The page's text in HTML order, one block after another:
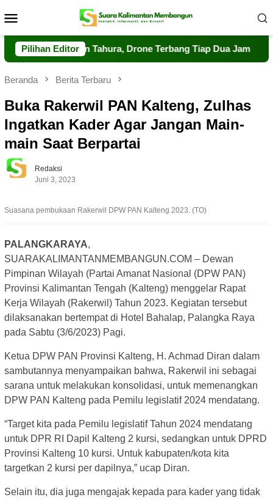
ke
Mobile
Pilihan EditorTahura, Drone Terbang Tiap Dua Jam
Beranda Berita Terbaru
Buka Rakerwil PAN Kalteng, Zulhas
Ingatkan Kader Agar Jangan Main-
main Saat Berpartai
Redaksi
Juni 3, 2023
Suasana pembukaan Rakerwil DPW PAN Kalteng 2023. (TO)
PALANGKARAYA,
SUARAKALIMANTANMEMBANGUN.COM – Dewan
Pimpinan Wilayah (Partai Amanat Nasional (DPW PAN)
Provinsi Kalimantan Tengah (Kalteng) menggelar Rapat
Kerja Wilayah (Rakerwil) Tahun 2023. Kegiatan tersebut
dilaksanakan bertempat di Hotel Bahalap, Palangka Raya
pada Sabtu (3/6/2023) Pagi.
Ketua DPW PAN Provinsi Kalteng, H. Achmad Diran dalam
sambutannya menyampaikan bahwa, Rakerwil ini sebagai
sarana untuk melakukan konsolidasi, untuk memenangkan
DPW PAN Kalteng pada Pemilu legislatif 2024 mendatang.
“Target kita pada Pemilu legislatif Tahun 2024 mendatang
untuk DPR RI Dapil Kalteng 2 kursi, sedangkan untuk DPRD
Provinsi Kalteng 10 kursi. Untuk kabupaten/kota kita
targetkan 2 kursi per dapilnya,” ucap Diran.
Selain itu, dia juga mengajak kepada para kader yang tidak